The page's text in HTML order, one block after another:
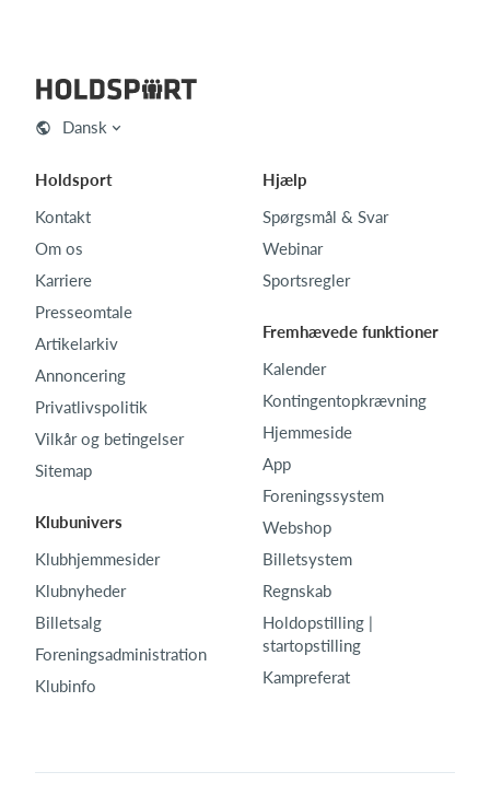
Dansk
Holdsport
Kontakt
Om os
Karriere
Presseomtale
Artikelarkiv
Annoncering
Privatlivspolitik
Vilkår og betingelser
Sitemap
Klubunivers
Klubhjemmesider
Klubnyheder
Billetsalg
Foreningsadministration
Klubinfo
Hjælp
Spørgsmål & Svar
Webinar
Sportsregler
Fremhævede funktioner
Kalender
Kontingentopkrævning
Hjemmeside
App
Foreningssystem
Webshop
Billetsystem
Regnskab
Holdopstilling |
startopstilling
Kampreferat